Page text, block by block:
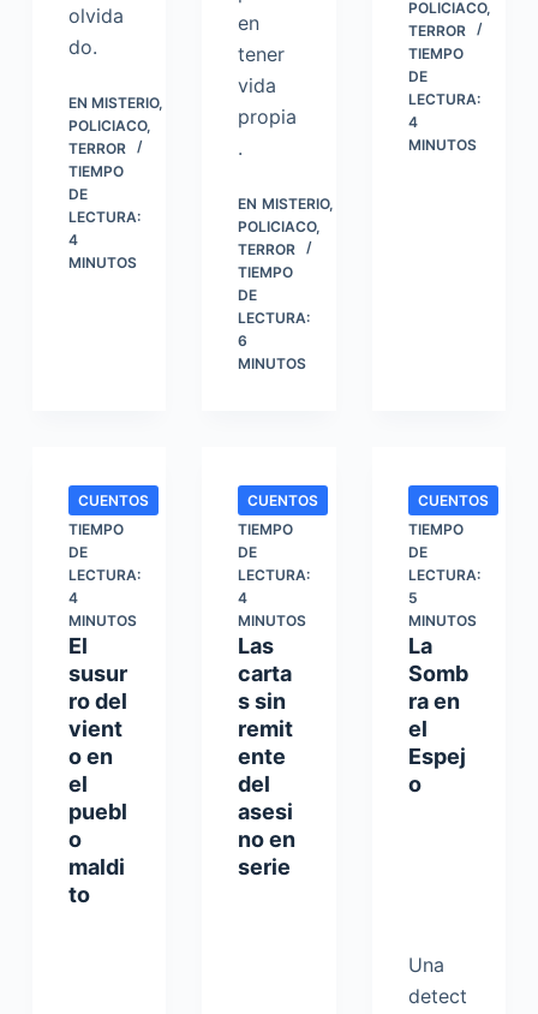
olvida
do.
EN MISTERIO,
POLICIACO,
TERROR
TIEMPO
DE
LECTURA:
4
MINUTOS
en
tener
vida
propia
.
EN MISTERIO,
POLICIACO,
TERROR
TIEMPO
DE
LECTURA:
6
MINUTOS
POLICIACO,
TERROR
TIEMPO
DE
LECTURA:
4
MINUTOS
CUENTOS
TIEMPO
DE
LECTURA:
4
MINUTOS
El
susur
ro del
vient
o en
el
puebl
o
maldi
to
CUENTOS
TIEMPO
DE
LECTURA:
4
MINUTOS
Las
carta
s sin
remit
ente
del
asesi
no en
serie
CUENTOS
TIEMPO
DE
LECTURA:
5
MINUTOS
La
Somb
ra en
el
Espej
o
Una
detect